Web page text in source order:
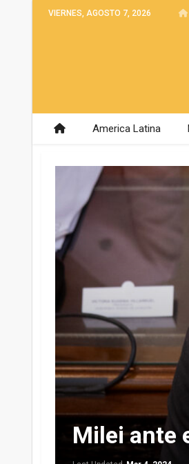
VIERNES, AGOSTO 7, 2026
America Latina
Milei ante